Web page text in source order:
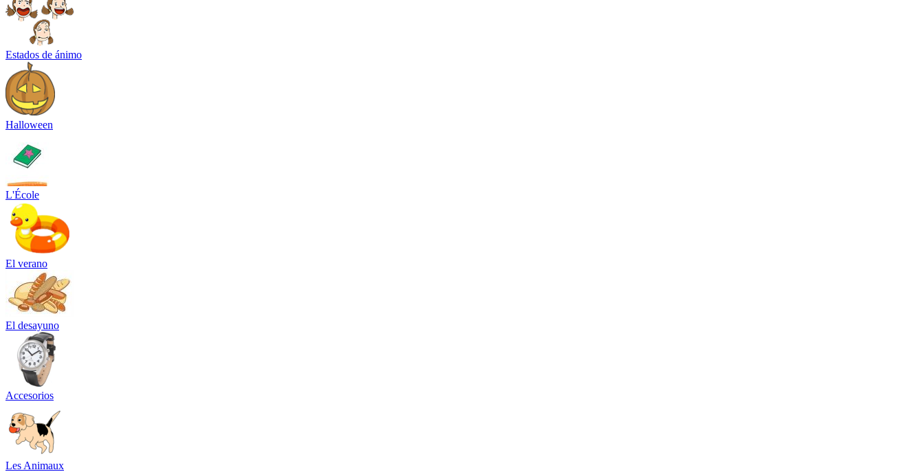
Estados de ánimo
Halloween
L'École
El verano
El desayuno
Accesorios
Les Animaux